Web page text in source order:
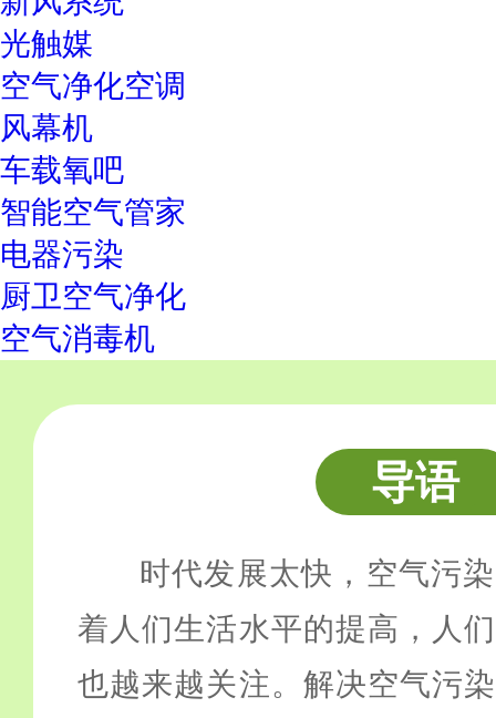
光触媒
空气净化空调
风幕机
车载氧吧
智能空气管家
电器污染
厨卫空气净化
空气消毒机
导语
时代发展太快，空气污
着人们生活水平的提高，人
也越来越关注。解决空气污